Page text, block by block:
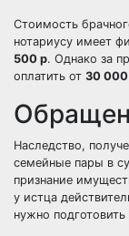
Стоимость
нотариусу имеет
500 р. Однако за
оплатить от 30 000
Наследство,
семейные пары в
признание
у истца
нужно